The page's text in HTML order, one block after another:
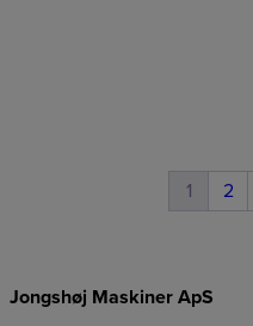
1 2
Jongshøj Maskiner ApS